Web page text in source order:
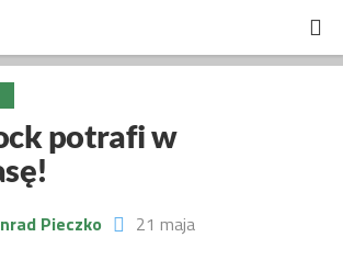
potrafi w
Pieczko 21 maja